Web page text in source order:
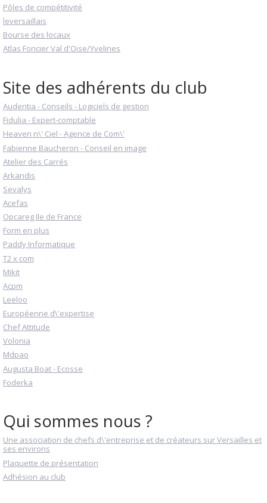
Pôles de compétitivité
leversaillais
Bourse des locaux
Atlas Foncier Val d'Oise/Yvelines
Site des adhérents du club
Audentia - Conseils - Logiciels de gestion
Fidulia - Expert-comptable
Heaven n\' Ciel - Agence de Com\'
Fabienne Baucheron - Conseil en image
Atelier des Carrés
Arkandis
Sevalys
Acefas
Opcareg Ile de France
Form en plus
Paddy Informatique
T2 x com
Mikit
Acpm
Leeloo
Européenne d\'expertise
Chef Attitude
Volonia
Mdpao
Augusta Boat - Ecosse
Foderka
Qui sommes nous ?
Une association de chefs d\'entreprise et de créateurs sur Versailles et
ses environs
Plaquette de présentation
Adhésion au club